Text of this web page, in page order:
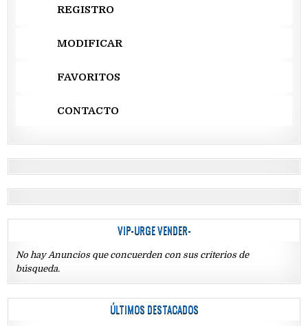
REGISTRO
MODIFICAR
FAVORITOS
CONTACTO
VIP-URGE VENDER-
No hay Anuncios que concuerden con sus criterios de
búsqueda.
ÚLTIMOS DESTACADOS